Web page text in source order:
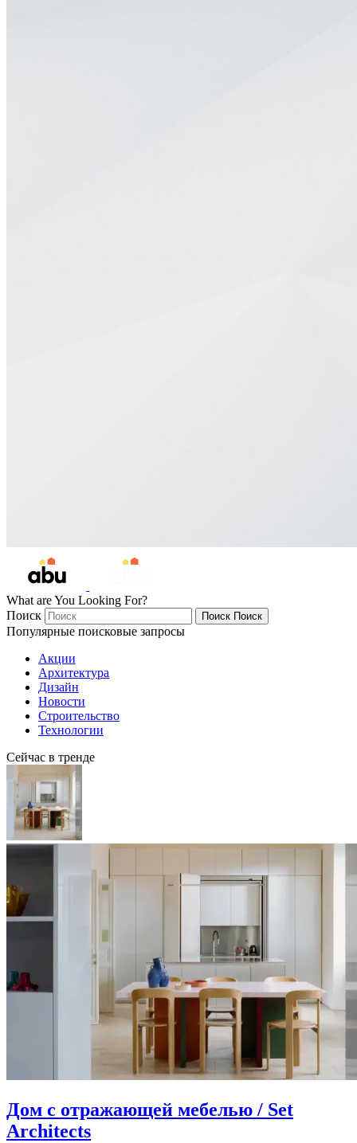
What are You Looking For?
Поиск
Поиск Поиск
Популярные поисковые запросы
Акции
Архитектура
Дизайн
Новости
Строительство
Технологии
Сейчас в тренде
Дом с отражающей мебелью / Set
Architects